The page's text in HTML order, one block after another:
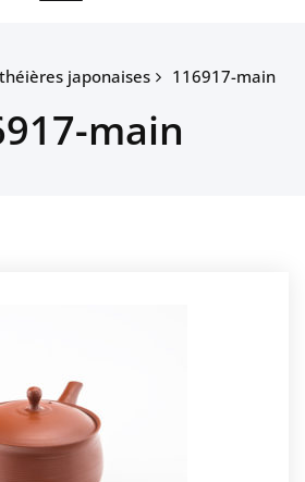
japonaises 116917-main
main